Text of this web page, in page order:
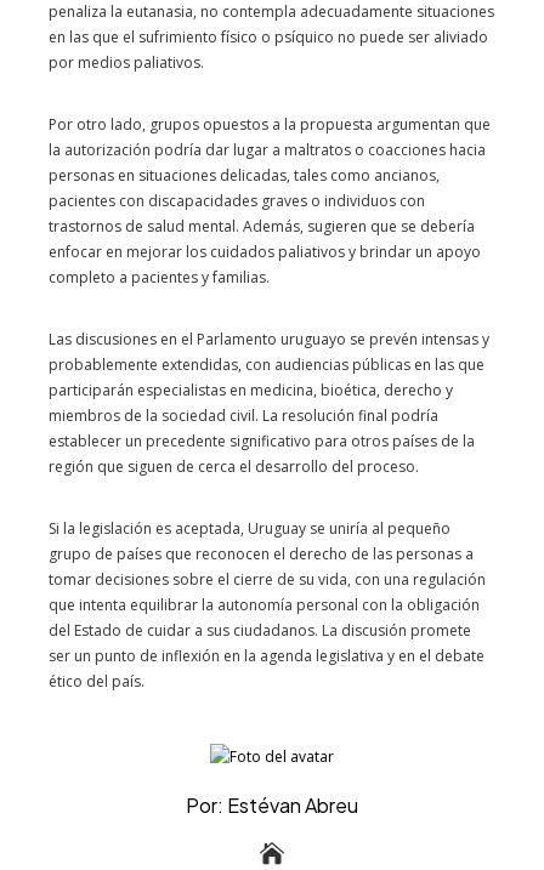
penaliza la eutanasia, no contempla adecuadamente situaciones
en las que el sufrimiento físico o psíquico no puede ser aliviado
por medios paliativos.
Por otro lado, grupos opuestos a la propuesta argumentan que
la autorización podría dar lugar a maltratos o coacciones hacia
personas en situaciones delicadas, tales como ancianos,
pacientes con discapacidades graves o individuos con
trastornos de salud mental. Además, sugieren que se debería
enfocar en mejorar los cuidados paliativos y brindar un apoyo
completo a pacientes y familias.
Las discusiones en el Parlamento uruguayo se prevén intensas y
probablemente extendidas, con audiencias públicas en las que
participarán especialistas en medicina, bioética, derecho y
miembros de la sociedad civil. La resolución final podría
establecer un precedente significativo para otros países de la
región que siguen de cerca el desarrollo del proceso.
Si la legislación es aceptada, Uruguay se uniría al pequeño
grupo de países que reconocen el derecho de las personas a
tomar decisiones sobre el cierre de su vida, con una regulación
que intenta equilibrar la autonomía personal con la obligación
del Estado de cuidar a sus ciudadanos. La discusión promete
ser un punto de inflexión en la agenda legislativa y en el debate
ético del país.
Por: Estévan Abreu